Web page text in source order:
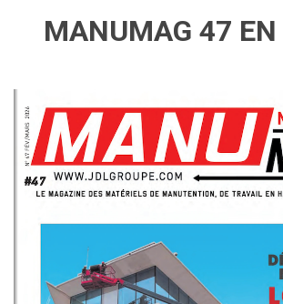
MANUMAG 47 EN